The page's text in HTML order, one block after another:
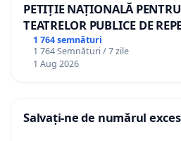
PETIȚIE NAȚIONALĂ
TEATRELOR PUBLICE DE
ROMÂNIA
1 764 semnături
1 764 Semnături / 7 zile
1 Aug 2026
Salvați-ne de numărul